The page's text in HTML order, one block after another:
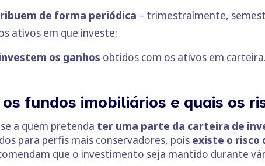
de forma periódica – trimestralmente,
ativos em que investe;
os ganhos obtidos com os ativos em carteira.
fundos imobiliários e quais os
a quem pretenda ter uma parte da carteira de
para perfis mais conservadores, pois existe o risco
que o investimento seja mantido durante